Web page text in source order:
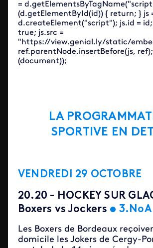
=
(d.getElementById(id)) { return; } js
d.createElement("script"); js.id = id;
true; js.src =
"https://view.genial.ly/static/
ref.parentNode.insertBefore(js,
(document));
LA
SPORTIVE EN
VENDREDI 29 OCTOBRE
20.20 - HOCKEY SUR
Boxers vs Jockers • 3.NoA
Les Boxers de Bordeaux
domicile les Jokers de Cergy-